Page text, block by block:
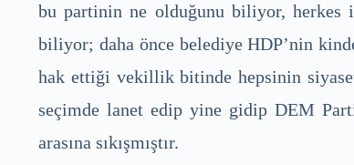
bu partinin ne olduğunu biliyor, herkes
biliyor; daha önce belediye HDP’nin
hak ettiği vekillik bitinde hepsinin
seçimde lanet edip yine gidip DEM
arasına sıkışmıştır.